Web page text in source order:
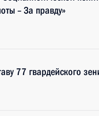
– За правду»
77 гвардейского